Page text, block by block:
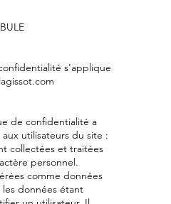
s'applique
de confidentialité a
utilisateurs du site :
collectées et traitées
personnel.
comme données
données étant